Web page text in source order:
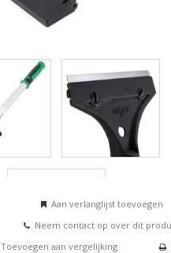
Aan verlanglijst toevoegen
Neem contact op over dit
Toevoegen aan vergelijking